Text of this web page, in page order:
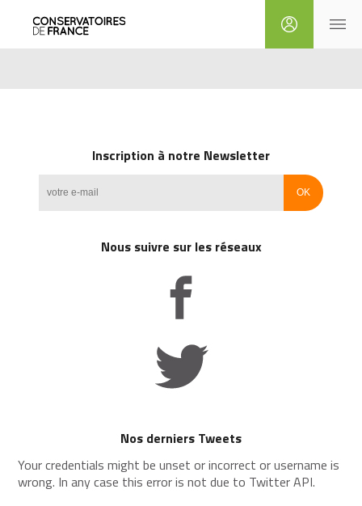
Inscription à notre Newsletter
Nous suivre sur les réseaux
Nos derniers Tweets
Your credentials might be unset or incorrect or username is
wrong. In any case this error is not due to Twitter API.